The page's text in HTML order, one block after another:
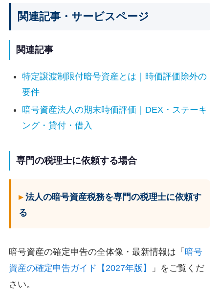
関連記事・サービスページ
関連記事
特定譲渡制限付暗号資産とは｜時価評価除外の
要件
暗号資産法人の期末時価評価｜DEX・ステーキ
ング・貸付・借入
専門の税理士に依頼する場合
法人の暗号資産税務を専門の税理士に依頼す
る
暗号資産の確定申告の全体像・最新情報は「 暗号
資産の確定申告ガイド【2027年版】
」をご覧くだ
さい。